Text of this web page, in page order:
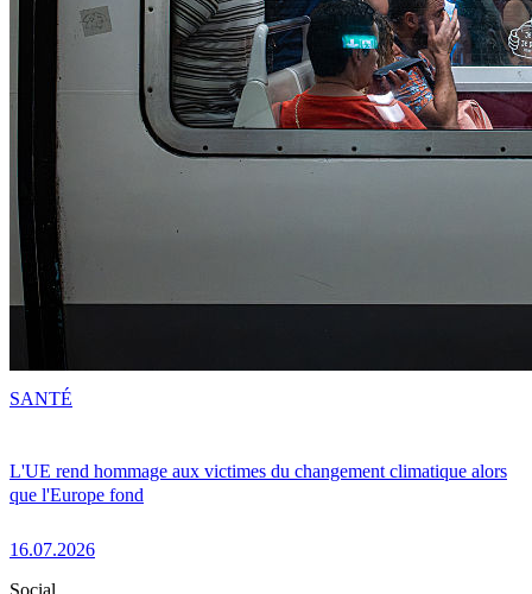
L'UE rend hommage aux victimes du changement climatique alors
que l'Europe fond
16.07.2026
SANTÉ
Social